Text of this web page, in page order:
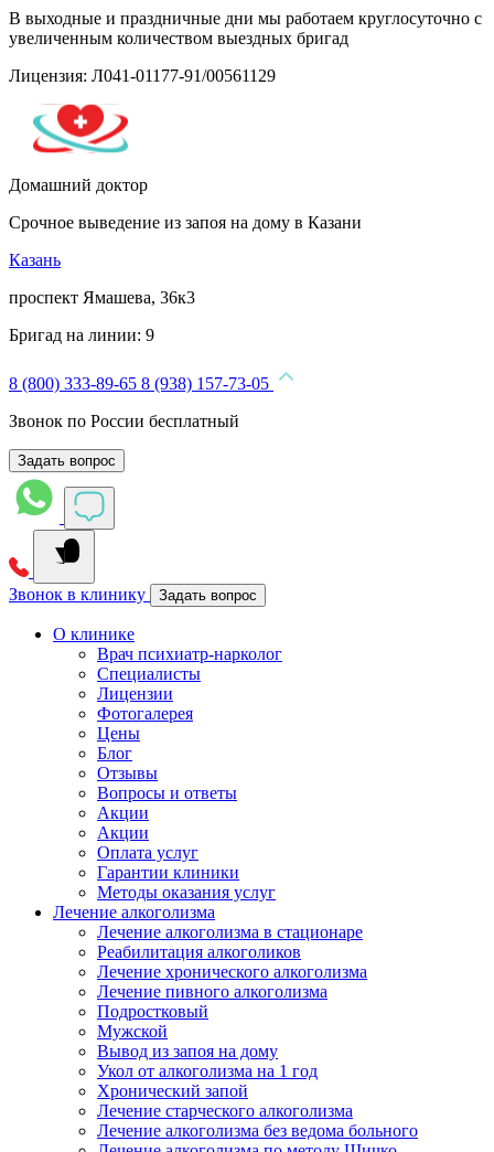
В выходные и праздничные дни мы работаем круглосуточно с
увеличенным количеством выездных бригад
Лицензия: Л041-01177-91/00561129
Домашний доктор
Срочное выведение из запоя на дому в Казани
Казань
проспект Ямашева, 36к3
Бригад на линии: 9
8 (800) 333-89-65 8 (938) 157-73-05
Звонок по России бесплатный
Задать вопрос
Звонок в клинику Задать вопрос
О клинике
Врач психиатр-нарколог
Специалисты
Лицензии
Фотогалерея
Цены
Блог
Отзывы
Вопросы и ответы
Акции
Акции
Оплата услуг
Гарантии клиники
Методы оказания услуг
Лечение алкоголизма
Лечение алкоголизма в стационаре
Реабилитация алкоголиков
Лечение хронического алкоголизма
Лечение пивного алкоголизма
Подростковый
Мужской
Вывод из запоя на дому
Укол от алкоголизма на 1 год
Хронический запой
Лечение старческого алкоголизма
Лечение алкоголизма без ведома больного